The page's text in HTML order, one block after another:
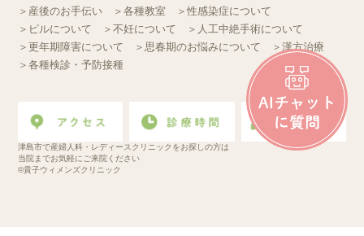
＞産後のお手伝い
＞各種教室
＞性感染症について
＞ピルについて
＞不妊について
＞人工中絶手術について
＞更年期障害について
＞思春期のお悩みについて
＞漢方治療
＞各種検診・予防接種
津島市で産婦人科・レディースクリニックをお探しの方は
当院までお気軽にご来院ください
©貴子ウィメンズクリニック